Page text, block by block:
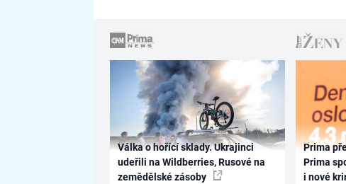
Válka o hořící sklady. Ukrajinci
udeřili na Wildberries, Rusové na
zemědělské zásoby
Prima
Prima
i nové